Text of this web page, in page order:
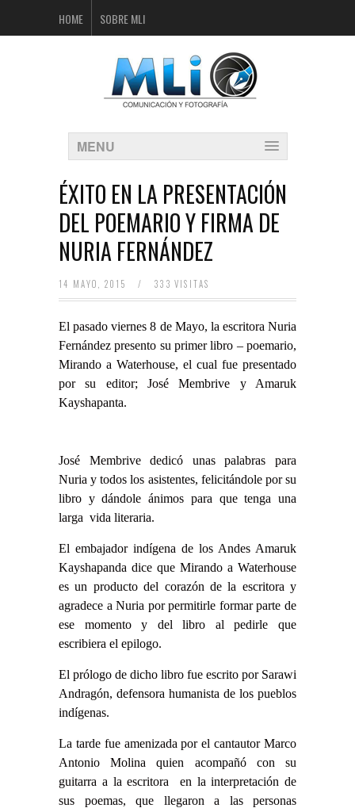
HOME SOBRE MLI
MENU
ÉXITO EN LA PRESENTACIÓN
DEL POEMARIO Y FIRMA DE
NURIA FERNÁNDEZ
14 MAYO, 2015 / 333 VISITAS
El pasado viernes 8 de Mayo, la escritora Nuria
Fernández presento su primer libro – poemario,
Mirando a Waterhouse, el cual fue presentado
por su editor; José Membrive y Amaruk
Kayshapanta.
José Membrive dedicó unas palabras para
Nuria y todos los asistentes, felicitándole por su
libro y dándole ánimos para que tenga una
larga vida literaria.
El embajador indígena de los Andes Amaruk
Kayshapanda dice que Mirando a Waterhouse
es un producto del corazón de la escritora y
agradece a Nuria por permitirle formar parte de
ese momento y del libro al pedirle que
escribiera el epilogo.
El prólogo de dicho libro fue escrito por Sarawi
Andragón, defensora humanista de los pueblos
indígenas.
La tarde fue amenizada por el cantautor Marco
Antonio Molina quien acompañó con su
guitarra a la escritora en la interpretación de
sus poemas, que llegaron a las personas